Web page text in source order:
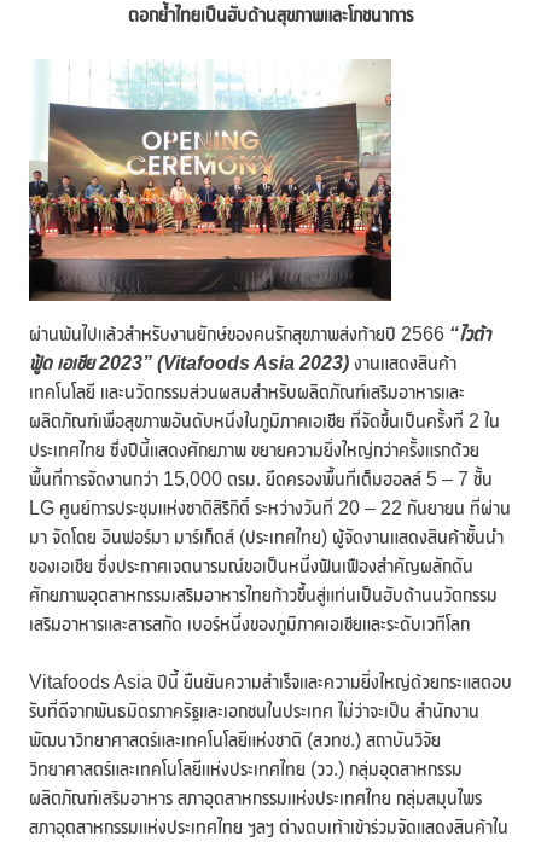
ตอกย้ำไทยเป็นฮับด้านสุขภาพและโภชนาการ
ผ่านพ้นไปแล้วสำหรับงานยักษ์ของคนรักสุขภาพส่งท้ายปี 2566 “ไวต้า
ฟู้ด เอเชีย 2023” (Vitafoods Asia 2023) งานแสดงสินค้า
เทคโนโลยี และนวัตกรรมส่วนผสมสำหรับผลิตภัณฑ์เสริมอาหารและ
ผลิตภัณฑ์เพื่อสุขภาพอันดับหนึ่งในภูมิภาคเอเชีย ที่จัดขึ้นเป็นครั้งที่ 2 ใน
ประเทศไทย ซึ่งปีนี้แสดงศักยภาพ ขยายความยิ่งใหญ่กว่าครั้งแรกด้วย
พื้นที่การจัดงานกว่า 15,000 ตรม. ยึดครองพื้นที่เต็มฮอลล์ 5 – 7 ชั้น
LG ศูนย์การประชุมแห่งชาติสิริกิติ์ ระหว่างวันที่ 20 – 22 กันยายน ที่ผ่าน
มา จัดโดย อินฟอร์มา มาร์เก็ตส์ (ประเทศไทย) ผู้จัดงานแสดงสินค้าชั้นนำ
ของเอเชีย ซึ่งประกาศเจตนารมณ์ขอเป็นหนึ่งฟันเฟืองสำคัญผลักดัน
ศักยภาพอุตสาหกรรมเสริมอาหารไทยก้าวขึ้นสู่แท่นเป็นฮับด้านนวัตกรรม
เสริมอาหารและสารสกัด เบอร์หนึ่งของภูมิภาคเอเชียและระดับเวทีโลก
Vitafoods Asia ปีนี้ ยืนยันความสำเร็จและความยิ่งใหญ่ด้วยกระแสตอบ
รับที่ดีจากพันธมิตรภาครัฐและเอกชนในประเทศ ไม่ว่าจะเป็น สำนักงาน
พัฒนาวิทยาศาสตร์และเทคโนโลยีแห่งชาติ (สวทช.) สถาบันวิจัย
วิทยาศาสตร์และเทคโนโลยีแห่งประเทศไทย (วว.) กลุ่มอุตสาหกรรม
ผลิตภัณฑ์เสริมอาหาร สภาอุตสาหกรรมแห่งประเทศไทย กลุ่มสมุนไพร
สภาอุตสาหกรรมแห่งประเทศไทย ฯลฯ ต่างตบเท้าเข้าร่วมจัดแสดงสินค้าใน